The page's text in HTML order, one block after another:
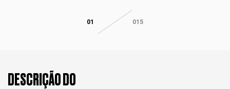
01 015
DESCRIÇÃO DO